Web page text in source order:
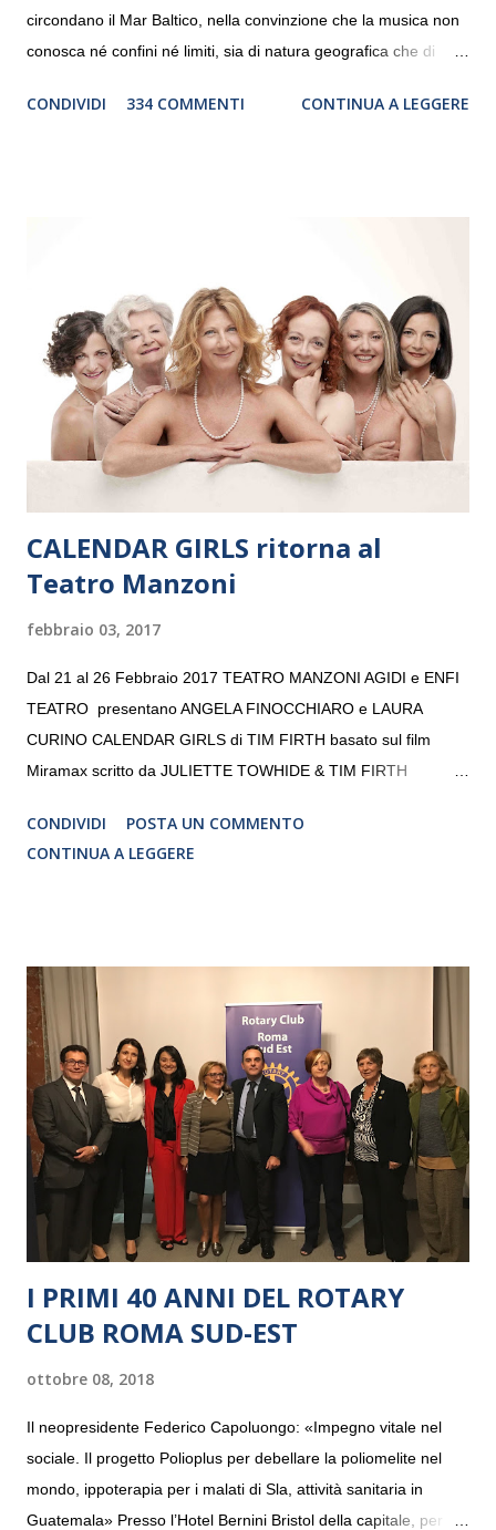
circondano il Mar Baltico, nella convinzione che la musica non
conosca né confini né limiti, sia di natura geografica che di
debutterà il 10 settembre a Heiden, in Germania, e toccherà, in
“Settembre dell’Accademia” dove si esibirà per il secondo anno
consecutivo. Il pubblico milanese avrà il piacere di applaudire i
giovani artisti della Baltic Sea Youth Philharmonic per la quarta
volta. L’orchestra, fondata nel 2008 da Kristjan Järvi (affiancato
da un prestigioso consiglio di consulent...
CONDIVIDI 334 COMMENTI CONTINUA A LEGGERE
CALENDAR GIRLS ritorna al
Teatro Manzoni
febbraio 03, 2017
Dal 21 al 26 Febbraio 2017 TEATRO MANZONI AGIDI e ENFI
TEATRO presentano ANGELA FINOCCHIARO e LAURA
CURINO CALENDAR GIRLS di TIM FIRTH basato sul film
Miramax scritto da JULIETTE TOWHIDE & TIM FIRTH
CRISTINA PEZZOLI
CONDIVIDI
POSTA UN COMMENTO
CONTINUA A LEGGERE
I PRIMI 40 ANNI DEL ROTARY
CLUB ROMA SUD-EST
ottobre 08, 2018
Il neopresidente Federico Capoluongo: «Impegno vitale nel
sociale. Il progetto Polioplus per debellare la poliomelite nel
mondo, ippoterapia per i malati di Sla, attività sanitaria in
Guatemala» Presso l’Hotel Bernini Bristol della capitale, per la